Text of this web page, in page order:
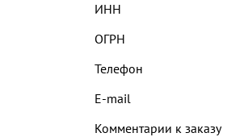
ИНН
ОГРН
Телефон
E-mail
Комментарии к заказу